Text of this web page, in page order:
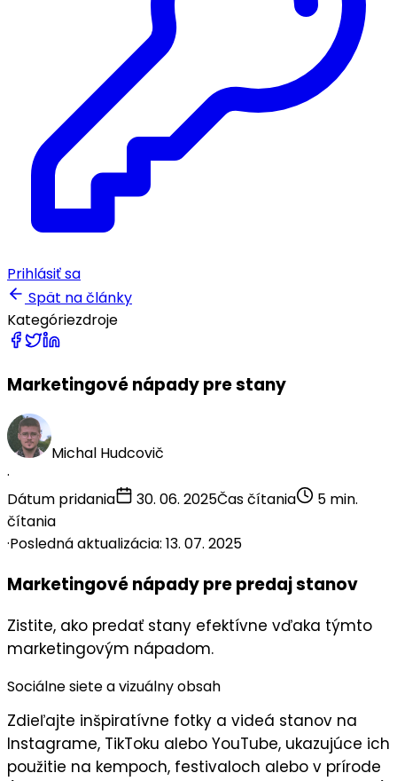
Prihlásiť sa
Spät na články
Kategóriezdroje
Marketingové nápady pre stany
Michal Hudcovič
·
Dátum pridania
30. 06. 2025Čas čítania
5 min.
čítania
·Posledná aktualizácia: 13. 07. 2025
Marketingové nápady pre predaj stanov
Zistite, ako predať stany efektívne vďaka týmto
marketingovým nápadom.
Sociálne siete a vizuálny obsah
Zdieľajte inšpiratívne fotky a videá stanov na
Instagrame, TikToku alebo YouTube, ukazujúce ich
použitie na kempoch, festivaloch alebo v prírode